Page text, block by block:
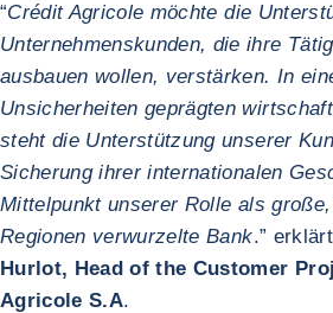
“Crédit Agricole möchte die
Unternehmenskunden, die ihre
ausbauen wollen, verstärken. In
Unsicherheiten geprägten
steht die Unterstützung unserer
Sicherung ihrer internationalen
Mittelpunkt unserer Rolle als
Regionen verwurzelte Bank.”
Hurlot, Head of the Customer
Agricole S.A.